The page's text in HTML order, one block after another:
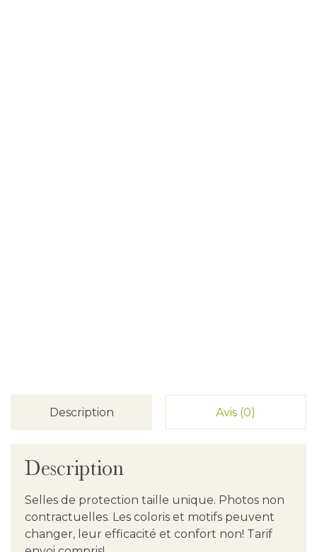
Description Avis (0)
Description
Selles de protection taille unique. Photos non
contractuelles. Les coloris et motifs peuvent
changer, leur efficacité et confort non! Tarif